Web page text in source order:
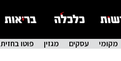
מקומי עסקים מגזין פוטו בחזית